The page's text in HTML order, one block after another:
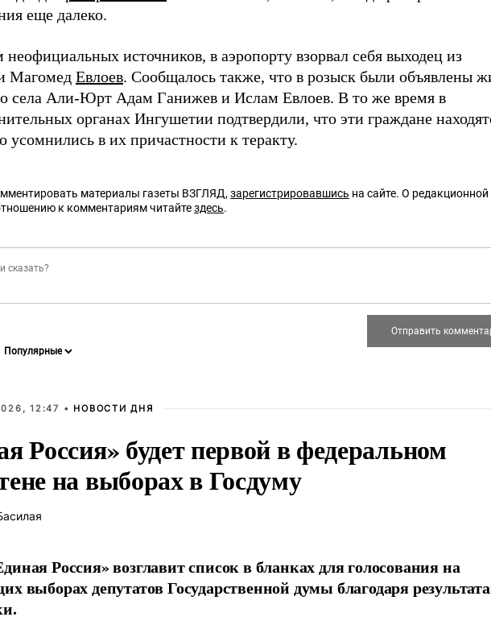
еще далеко.
источников, в аэропорту взорвал себя выходец из
Магомед Евлоев. Сообщалось также, что в розыск были объявлены
села Али-Юрт Адам Ганижев и Ислам Евлоев. В то же время в
органах Ингушетии подтвердили, что эти граждане
усомнились в их причастности к теракту.
материалы газеты ВЗГЛЯД, зарегистрировавшись на сайте. О редакционной
к комментариям читайтездесь.
12:47 • НОВОСТИ ДНЯ
Россия» будет первой в федеральном
на выборах в Госдуму
Россия» возглавит список в бланках для голосования на
выборах депутатов Государственной думы благодаря